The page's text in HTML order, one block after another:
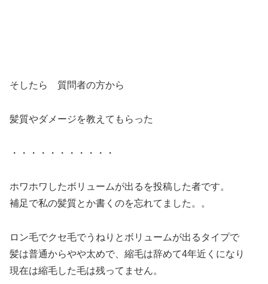
そしたら 質問者の方から
髪質やダメージを教えてもらった
・・・・・・・・・・・
ホワホワしたボリュームが出るを投稿した者です。
補足で私の髪質とか書くのを忘れてました。。
ロン毛でクセ毛でうねりとボリュームが出るタイプで
髪は普通からやや太めで、縮毛は辞めて4年近くになり
現在は縮毛した毛は残ってません。